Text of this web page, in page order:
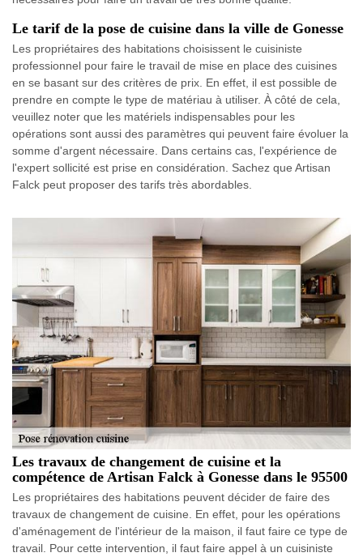
Le tarif de la pose de cuisine dans la ville de Gonesse
Les propriétaires des habitations choisissent le cuisiniste
professionnel pour faire le travail de mise en place des cuisines
en se basant sur des critères de prix. En effet, il est possible de
prendre en compte le type de matériau à utiliser. À côté de cela,
veuillez noter que les matériels indispensables pour les
opérations sont aussi des paramètres qui peuvent faire évoluer la
somme d'argent nécessaire. Dans certains cas, l'expérience de
l'expert sollicité est prise en considération. Sachez que Artisan
Falck peut proposer des tarifs très abordables.
Les travaux de changement de cuisine et la
compétence de Artisan Falck à Gonesse dans le 95500
Les propriétaires des habitations peuvent décider de faire des
travaux de changement de cuisine. En effet, pour les opérations
d'aménagement de l'intérieur de la maison, il faut faire ce type de
travail. Pour cette intervention, il faut faire appel à un cuisiniste